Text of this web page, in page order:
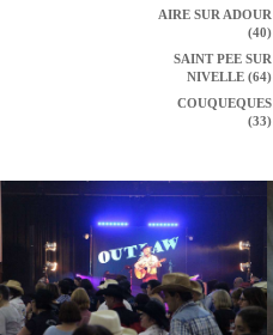
AIRE SUR ADOUR
(40)
SAINT PEE SUR
NIVELLE (64)
COUQUEQUES
(33)